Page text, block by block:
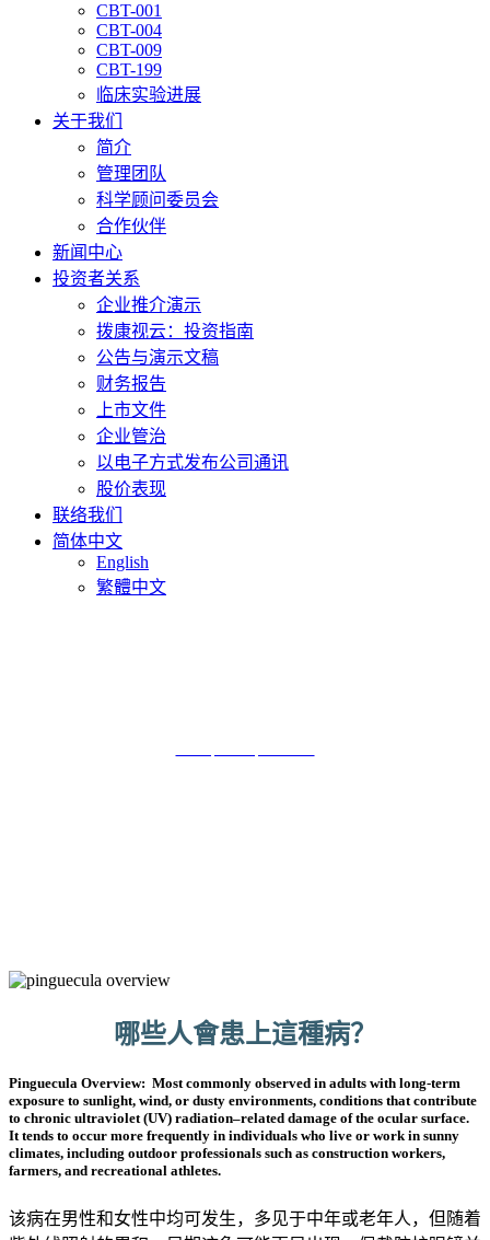
CBT-001
CBT-004
CBT-009
CBT-199
临床实验进展
关于我们
简介
管理团队
科学顾问委员会
合作伙伴
新闻中心
投资者关系
企业推介演示
拨康视云：投资指南
公告与演示文稿
财务报告
上市文件
企业管治
以电子方式发布公司通讯
股价表现
联络我们
简体中文
English
繁體中文
哪些人會患上這種病？
Pinguecula Overview: Most commonly observed in adults with long-term
exposure to sunlight, wind, or dusty environments, conditions that contribute
to chronic ultraviolet (UV) radiation–related damage of the ocular surface.
It tends to occur more frequently in individuals who live or work in sunny
climates, including outdoor professionals such as construction workers,
farmers, and recreational athletes.
该病在男性和女性中均可发生，多见于中年或老年人，但随着